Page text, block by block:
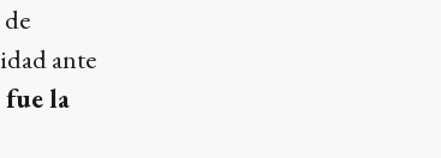
ante
fue la